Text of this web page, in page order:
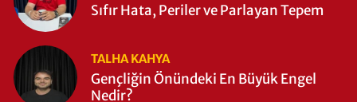
Sıfır Hata, Periler ve Parlayan Tepem
TALHA KAHYA
Gençliğin Önündeki En Büyük Engel
Nedir?